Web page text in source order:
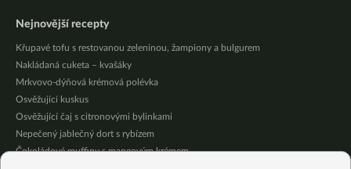
Nejnovější recepty
Křupavé tofu s restovanou zeleninou, žampiony a bulgurem
Nakládaná cuketa – kvašáky
Mrkvovo-dýňová krémová polévka
Osvěžující kuskus
Osvěžující čaj s citronovými bylinkami
Nepečený jablečný dort s rybízem
Čokoládové muffiny s mangovým krémem